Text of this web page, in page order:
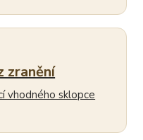
zranění
vhodného sklopce